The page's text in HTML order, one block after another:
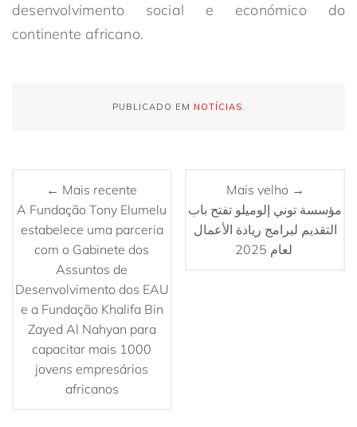
desenvolvimento social e económico do
continente africano.
PUBLICADO EM NOTÍCIAS.
← Mais recente
A Fundação Tony Elumelu
estabelece uma parceria
com o Gabinete dos
Assuntos de
Desenvolvimento dos EAU
e a Fundação Khalifa Bin
Zayed Al Nahyan para
capacitar mais 1000
jovens empresários
africanos
Mais velho →
مؤسسة توني إلوميلو تفتح باب
التقديم لبرامج ريادة الأعمال